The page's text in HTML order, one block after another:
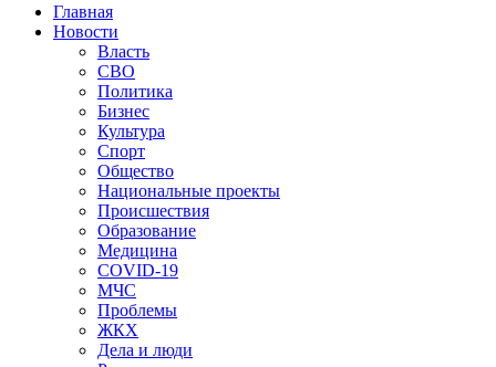
Главная
Новости
Власть
СВО
Политика
Бизнес
Культура
Спорт
Общество
Национальные проекты
Происшествия
Образование
Медицина
COVID-19
МЧС
Проблемы
ЖКХ
Дела и люди